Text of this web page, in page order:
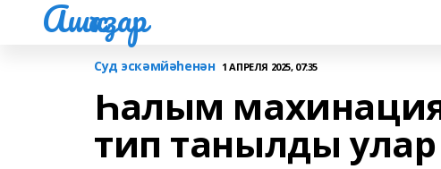
Ашҡаҙар
Суд эскәмйәһенән 1 АПРЕЛЯ 2025, 07:35
Һалым
тип танылды улар